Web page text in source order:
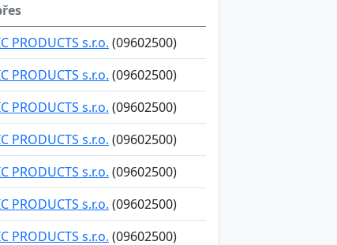
PRODUCTS s.r.o. (09602500)
PRODUCTS s.r.o. (09602500)
PRODUCTS s.r.o. (09602500)
PRODUCTS s.r.o. (09602500)
PRODUCTS s.r.o. (09602500)
PRODUCTS s.r.o. (09602500)
PRODUCTS s.r.o. (09602500)